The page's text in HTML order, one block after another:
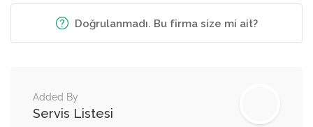
Doğrulanmadı. Bu firma size mi ait?
Added By
Servis Listesi